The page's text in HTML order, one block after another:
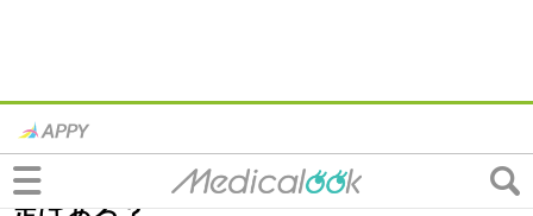
妊娠検査薬「前日は陰性だったのに翌日は
陽性」ってあり得る？妊娠してるの？誤判